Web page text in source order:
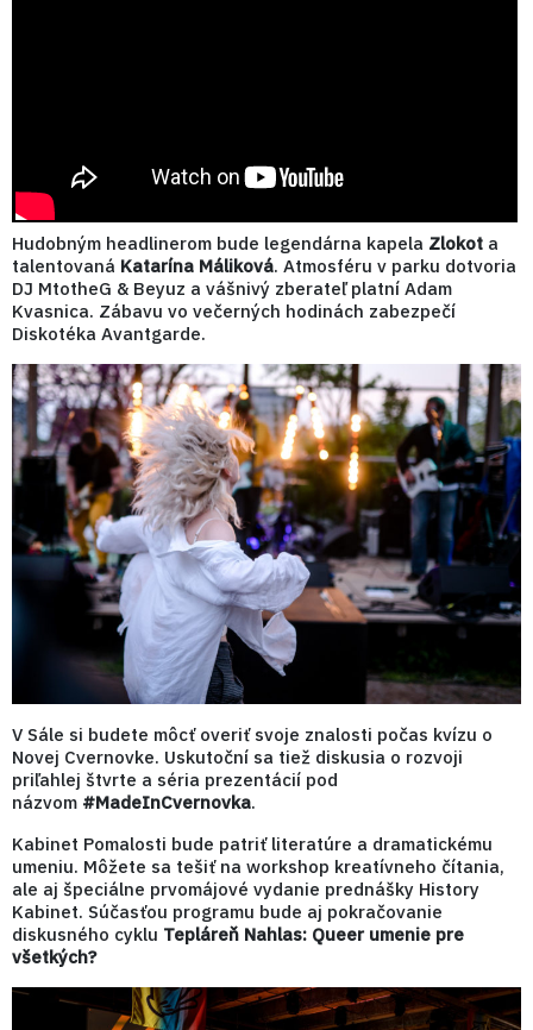
Hudobným headlinerom bude legendárna kapela Zlokot a
talentovaná Katarína Máliková. Atmosféru v parku dotvoria
DJ MtotheG & Beyuz a vášnivý zberateľ platní Adam
Kvasnica. Zábavu vo večerných hodinách zabezpečí
Diskotéka Avantgarde.
V Sále si budete môcť overiť svoje znalosti počas kvízu o
Novej Cvernovke. Uskutoční sa tiež diskusia o rozvoji
priľahlej štvrte a séria prezentácií pod
názvom #MadeInCvernovka.
Kabinet Pomalosti bude patriť literatúre a dramatickému
umeniu. Môžete sa tešiť na workshop kreatívneho čítania,
ale aj špeciálne prvomájové vydanie prednášky History
Kabinet. Súčasťou programu bude aj pokračovanie
diskusného cyklu Tepláreň Nahlas: Queer umenie pre
všetkých?